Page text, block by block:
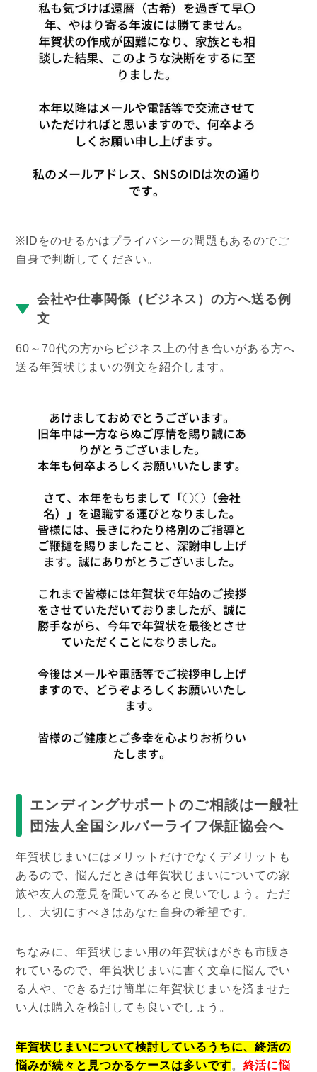
※IDをのせるかはプライバシーの問題もあるのでご
自身で判断してください。
会社や仕事関係（ビジネス）の方へ送る例
文
60～70代の方からビジネス上の付き合いがある方へ
送る年賀状じまいの例文を紹介します。
エンディングサポートのご相談は一般社
団法人全国シルバーライフ保証協会へ
年賀状じまいにはメリットだけでなくデメリットも
あるので、悩んだときは年賀状じまいについての家
族や友人の意見を聞いてみると良いでしょう。ただ
し、大切にすべきはあなた自身の希望です。
ちなみに、年賀状じまい用の年賀状はがきも市販さ
れているので、年賀状じまいに書く文章に悩んでい
る人や、できるだけ簡単に年賀状じまいを済ませた
い人は購入を検討しても良いでしょう。
年賀状じまいについて検討しているうちに、終活の
悩みが続々と見つかるケースは多いです。 終活に悩